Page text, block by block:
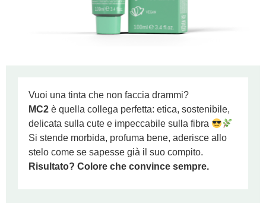
Vuoi una tinta che non faccia drammi?
MC2 è quella collega perfetta: etica, sostenibile,
delicata sulla cute e impeccabile sulla fibra
Si stende morbida, profuma bene, aderisce allo
stelo come se sapesse già il suo compito.
Risultato? Colore che convince sempre.